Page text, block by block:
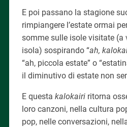
E poi passano la stagione
rimpiangere l’estate ormai
somme sulle isole visitate (a
isola) sospirando “ah,
“ah, piccola estate” o
il diminutivo di estate non
E questa kalokairiritorna
loro canzoni, nella cultura
pop, nelle conversazioni,